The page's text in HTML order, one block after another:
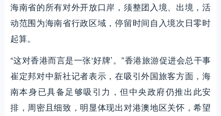
海南省的所有对外开放口岸，须整团入境、出境，活
动范围为海南省行政区域，停留时间自入境次日零时
起算。
“这对香港而言是一张‘好牌’。”香港旅游促进会总干事
崔定邦对中新社记者表示，在吸引外国旅客方面，海
南本身已具备足够吸引力，但中央政府仍推出此安
排，周密且细致，明显体现出对港澳地区关怀，希望